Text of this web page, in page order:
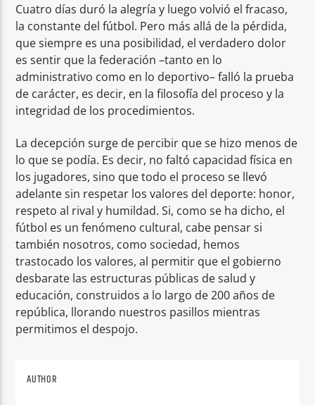
Cuatro días duró la alegría y luego volvió el fracaso,
la constante del fútbol. Pero más allá de la pérdida,
que siempre es una posibilidad, el verdadero dolor
es sentir que la federación –tanto en lo
administrativo como en lo deportivo– falló la prueba
de carácter, es decir, en la filosofía del proceso y la
integridad de los procedimientos.
La decepción surge de percibir que se hizo menos de
lo que se podía. Es decir, no faltó capacidad física en
los jugadores, sino que todo el proceso se llevó
adelante sin respetar los valores del deporte: honor,
respeto al rival y humildad. Si, como se ha dicho, el
fútbol es un fenómeno cultural, cabe pensar si
también nosotros, como sociedad, hemos
trastocado los valores, al permitir que el gobierno
desbarate las estructuras públicas de salud y
educación, construidos a lo largo de 200 años de
república, llorando nuestros pasillos mientras
permitimos el despojo.
AUTHOR